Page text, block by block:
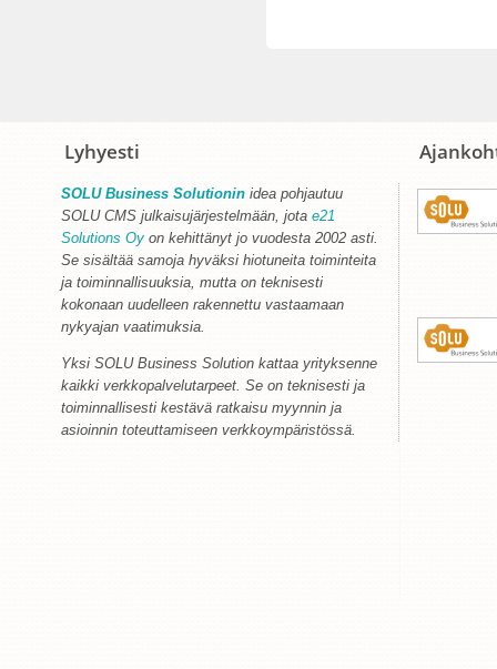
Lyhyesti
SOLU Business Solutionin idea pohjautuu
SOLU CMS julkaisujärjestelmään, jota e21
Solutions Oy on kehittänyt jo vuodesta 2002 asti.
Se sisältää samoja hyväksi hiotuneita toiminteita
ja toiminnallisuuksia, mutta on teknisesti
kokonaan uudelleen rakennettu vastaamaan
nykyajan vaatimuksia.
Yksi SOLU Business Solution kattaa yrityksenne
kaikki verkkopalvelutarpeet. Se on teknisesti ja
toiminnallisesti kestävä ratkaisu myynnin ja
asioinnin toteuttamiseen verkkoympäristössä.